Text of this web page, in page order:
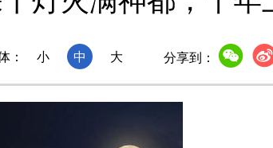
： 小 中 大 分享到：